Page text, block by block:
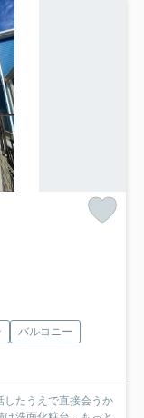
バルコニー
したうえで直接会うか